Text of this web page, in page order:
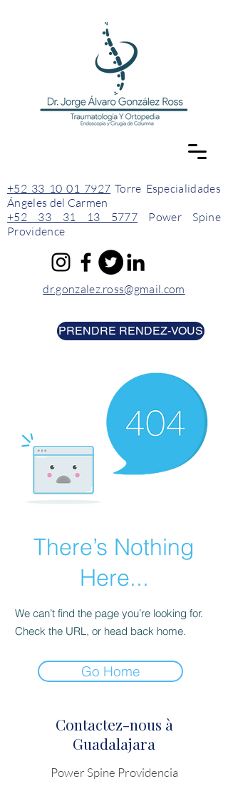
PRENDRE RENDEZ-VOUS
dr.gonzalez.ross@gmail.com
+52 33 10 01 7927 Torre Especialidades
Ángeles del Carmen
+52 33 31 13 5777
Power Spine
Providence
There’s Nothing
Here...
We can’t find the page you’re looking for.
Check the URL, or head back home.
Go Home
Contactez-nous à
Guadalajara
Power Spine Providencia